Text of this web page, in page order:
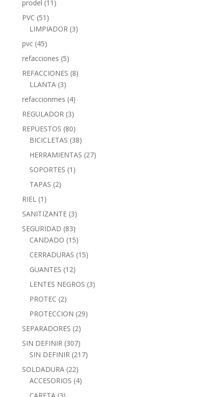
prodel (11)
PVC (51)
LIMPIADOR (3)
pvc (45)
refacciones (5)
REFACCIONES (8)
LLANTA (3)
refaccionmes (4)
REGULADOR (3)
REPUESTOS (80)
BICICLETAS (38)
HERRAMIENTAS (27)
SOPORTES (1)
TAPAS (2)
RIEL (1)
SANITIZANTE (3)
SEGURIDAD (83)
CANDADO (15)
CERRADURAS (15)
GUANTES (12)
LENTES NEGROS (3)
PROTEC (2)
PROTECCION (29)
SEPARADORES (2)
SIN DEFINIR (307)
SIN DEFINIR (217)
SOLDADURA (22)
ACCESORIOS (4)